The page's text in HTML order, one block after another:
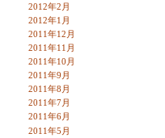
2012年2月
2012年1月
2011年12月
2011年11月
2011年10月
2011年9月
2011年8月
2011年7月
2011年6月
2011年5月